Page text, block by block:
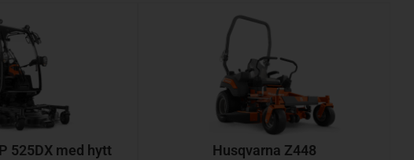
525DX med hytt Husqvarna Z448